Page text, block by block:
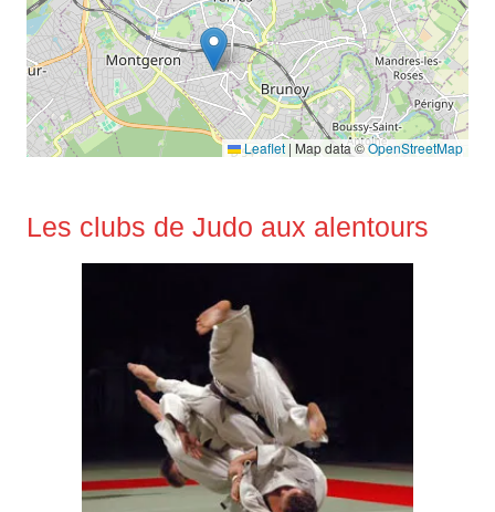
Leaflet | Map data ©OpenStreetMap
Les clubs de Judo aux alentours